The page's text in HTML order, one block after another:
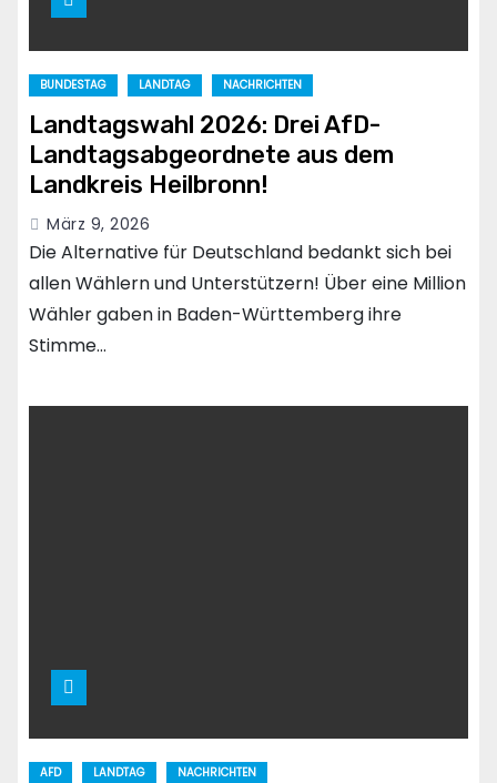
BUNDESTAG LANDTAG NACHRICHTEN
Landtagswahl 2026: Drei AfD-
Landtagsabgeordnete aus dem
Landkreis Heilbronn!
März 9, 2026
Die Alternative für Deutschland bedankt sich bei
allen Wählern und Unterstützern! Über eine Million
Wähler gaben in Baden-Württemberg ihre
Stimme…
AFD LANDTAG NACHRICHTEN